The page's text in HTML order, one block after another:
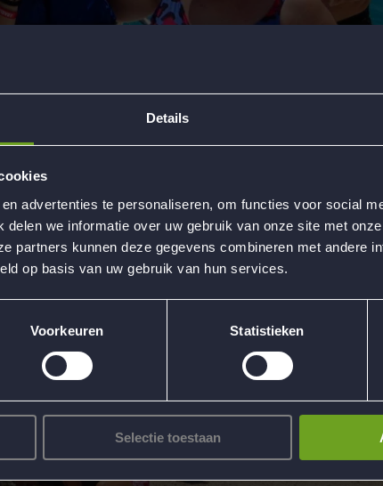
Details
advertenties te personaliseren, om functies voor social
delen we informatie over uw gebruik van onze site met
partners kunnen deze gegevens combineren met andere
op basis van uw gebruik van hun services.
Voorkeuren Statistieken
Selectie toestaan